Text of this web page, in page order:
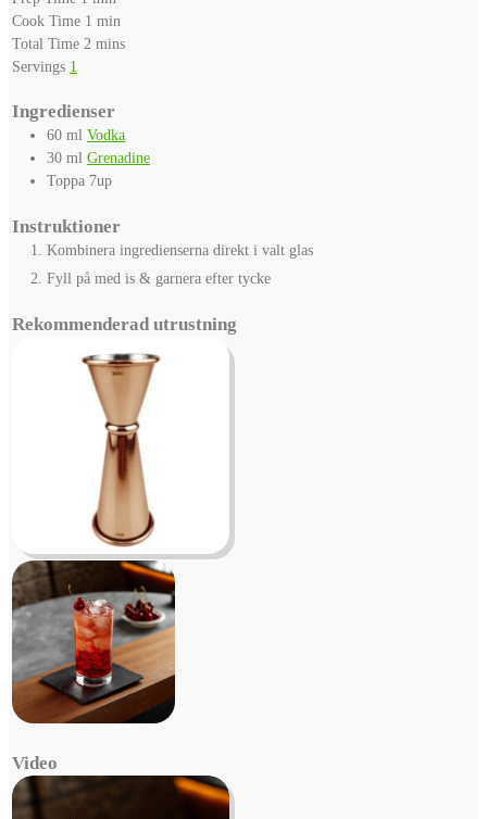
Cook Time 1 minute
min
Total Time 2 minutes
mins
Servings 1
Ingredienser
60 ml Vodka
30 ml Grenadine
Toppa 7up
Instruktioner
Kombinera ingredienserna direkt i valt glas
Fyll på med is & garnera efter tycke
Rekommenderad utrustning
Video
Video
Player